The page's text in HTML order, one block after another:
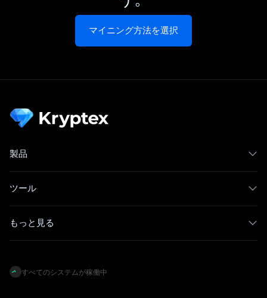
マイニング方法を選択
製品
ツール
もっと見る
すべてのシステムが稼働中